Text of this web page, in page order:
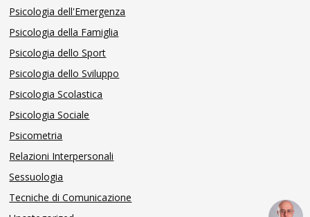
Psicologia dell'Emergenza
Psicologia della Famiglia
Psicologia dello Sport
Psicologia dello Sviluppo
Psicologia Scolastica
Psicologia Sociale
Psicometria
Relazioni Interpersonali
Sessuologia
Tecniche di Comunicazione